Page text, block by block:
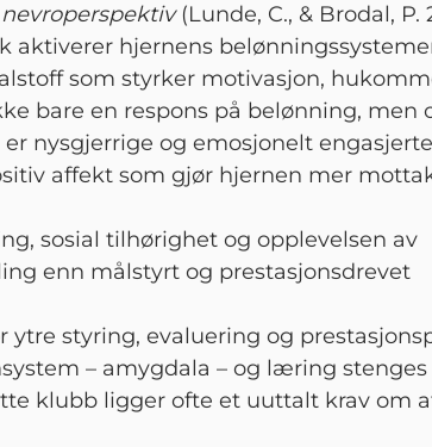
(Lunde, C., & Brodal, P.
aktiverer hjernens
som styrker motivasjon,
bare en respons på belønning, men
nysgjerrige og emosjonelt
affekt som gjør hjernen mer
sosial tilhørighet og opplevelsen av
enn målstyrt og prestasjonsdrevet
ytre styring, evaluering og
– amygdala – og læring stenges
klubb ligger ofte et uuttalt krav om